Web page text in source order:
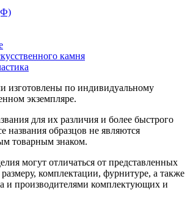
камня
изготовлены по индивидуальному
экземпляре.
для их различия и более быстрого
названия образцов не являются
товарным знаком.
могут отличаться от представленных
комплектации, фурнитуре, а также
и производителями комплектующих и